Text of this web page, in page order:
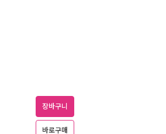
장바구니
바로구매